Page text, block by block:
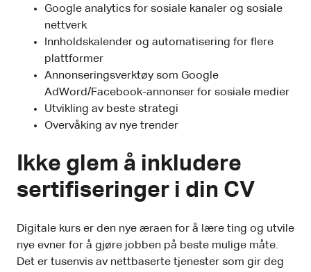
Google analytics for sosiale kanaler og sosiale
nettverk
Innholdskalender og automatisering for flere
plattformer
Annonseringsverktøy som Google
AdWord/Facebook-annonser for sosiale medier
Utvikling av beste strategi
Overvåking av nye trender
Ikke glem å inkludere
sertifiseringer i din CV
Digitale kurs er den nye æraen for å lære ting og utvile
nye evner for å gjøre jobben på beste mulige måte.
Det er tusenvis av nettbaserte tjenester som gir deg